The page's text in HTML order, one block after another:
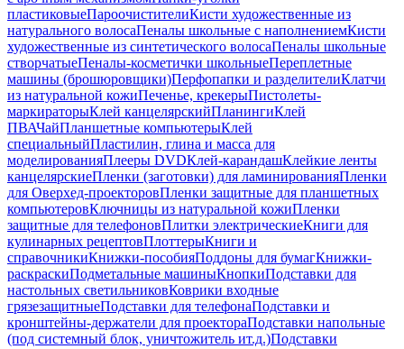
пластиковыеПароочистителиКисти художественные из
натурального волосаПеналы школьные с наполнениемКисти
художественные из синтетического волосаПеналы школьные
створчатыеПеналы-косметички школьныеПереплетные
машины (брошюровщики)Перфопапки и разделителиКлатчи
из натуральной кожиПеченье, крекерыПистолеты-
маркираторыКлей канцелярскийПланингиКлей
ПВАЧайПланшетные компьютерыКлей
специальныйПластилин, глина и масса для
моделированияПлееры DVDКлей-карандашКлейкие ленты
канцелярскиеПленки (заготовки) для ламинированияПленки
для Оверхед-проекторовПленки защитные для планшетных
компьютеровКлючницы из натуральной кожиПленки
защитные для телефоновПлитки электрическиеКниги для
кулинарных рецептовПлоттерыКниги и
справочникиКнижки-пособияПоддоны для бумагКнижки-
раскраскиПодметальные машиныКнопкиПодставки для
настольных светильниковКоврики входные
грязезащитныеПодставки для телефонаПодставки и
кронштейны-держатели для проектораПодставки напольные
(под системный блок, уничтожитель ит.д.)Подставки